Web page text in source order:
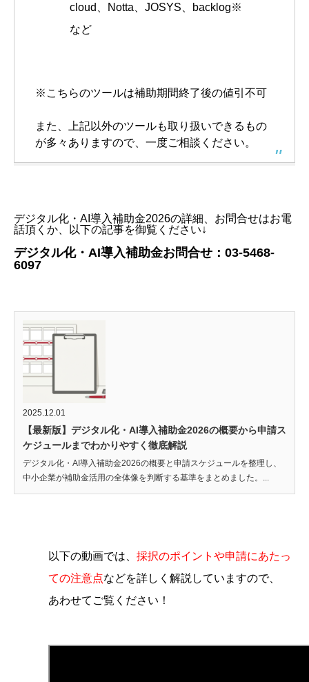
cloud、Notta、JOSYS、backlog※
など
※こちらのツールは補助期間終了後の値引不可
また、上記以外のツールも取り扱いできるもの
が多々ありますので、一度ご相談ください。
デジタル化・AI導入補助金2026の詳細、お問合せはお電
話頂くか、以下の記事を御覧ください↓
デジタル化・AI導入補助金お問合せ：03-5468-
6097
2025.12.01
【最新版】デジタル化・AI導入補助金2026の概要から申請ス
ケジュールまでわかりやすく徹底解説
デジタル化・AI導入補助金2026の概要と申請スケジュールを整理し、
中小企業が補助金活用の全体像を判断する基準をまとめました。...
以下の動画では、 採択のポイントや申請にあたっ
ての注意点などを詳しく解説していますので、
あわせてご覧ください！